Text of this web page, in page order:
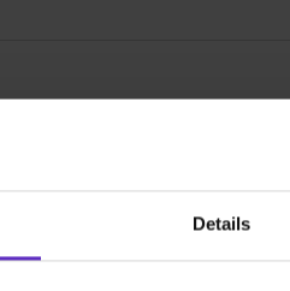
Details
in der Linde gesucht
zur Linde